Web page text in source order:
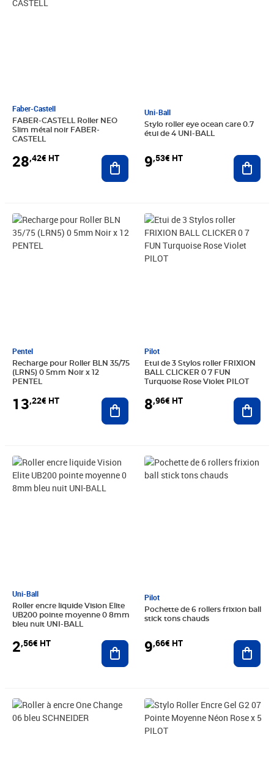
Faber-Castell
FABER-CASTELL Roller NEO
Slim métal noir FABER-
CASTELL
28,42€ HT Ajouter au panier
Uni-Ball
Stylo roller eye ocean care 0.7
étui de 4 UNI-BALL
9,53€ HT
Pentel
Recharge pour Roller BLN 35/75
(LRN5) 0 5mm Noir x 12
PENTEL
13,22€ HT
Prix 13,22€ HT
Ajouter au panier
Pilot
Etui de 3 Stylos roller FRIXION
BALL CLICKER 0 7 FUN
Turquoise Rose Violet PILOT
8,96€ HT
Prix 8,96€ HT
Uni-Ball
Roller encre liquide Vision Elite
UB200 pointe moyenne 0 8mm
bleu nuit UNI-BALL
2,56€ HT
Prix 2,56€ HT
Ajouter au panier
Pilot
Pochette de 6 rollers frixion ball
stick tons chauds
9,66€ HT
Prix 9,66€ HT
Prix 5,24€ HT Prix 10,14€ HT